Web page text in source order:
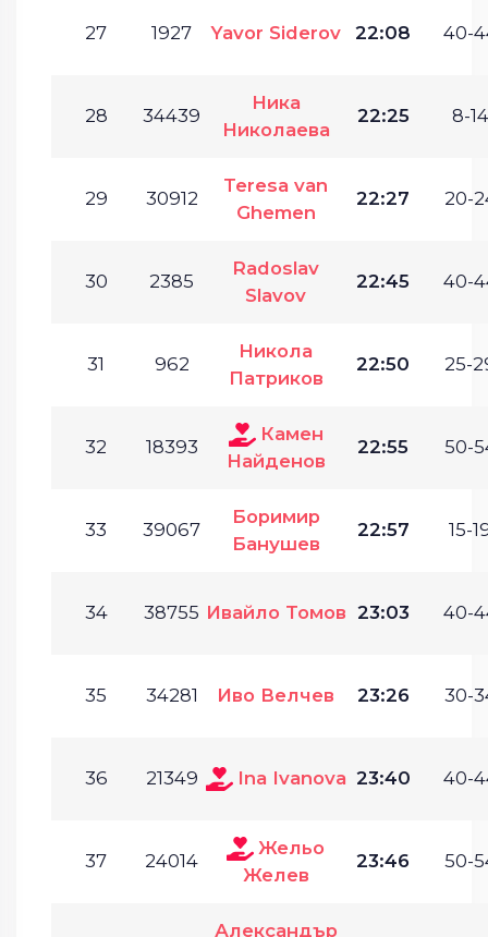
27 1927 Yavor Siderov 22:08 40-
28 34439
Ника
Николаева
22:25 8-
29 30912
Teresa van
Ghemen
22:27 20-
30 2385
Radoslav
Slavov
22:45 40-
31 962
Никола
Патриков
22:50 25-
32 18393
Камен
Найденов
22:55 50-
33 39067
Боримир
Банушев
22:57 15-
34 38755 Ивайло Томов 23:03 40-
35 34281 Иво Велчев 23:26 30-
36 21349 Ina Ivanova 23:40 40-
37 24014
Жельо
Желев
23:46 50-
Александър